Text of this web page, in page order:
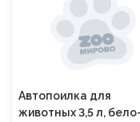
Автопоилка для
животных 3,5 л, бело-